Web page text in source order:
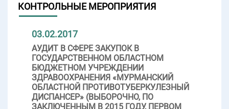
КОНТРОЛЬНЫЕ МЕРОПРИЯТИЯ
03.02.2017
АУДИТ В СФЕРЕ ЗАКУПОК В
ГОСУДАРСТВЕННОМ ОБЛАСТНОМ
БЮДЖЕТНОМ УЧРЕЖДЕНИИ
ЗДРАВООХРАНЕНИЯ «МУРМАНСКИЙ
ОБЛАСТНОЙ ПРОТИВОТУБЕРКУЛЕЗНЫЙ
ДИСПАНСЕР» (ВЫБОРОЧНО, ПО
ЗАКЛЮЧЕННЫМ В 2015 ГОДУ, ПЕРВОМ